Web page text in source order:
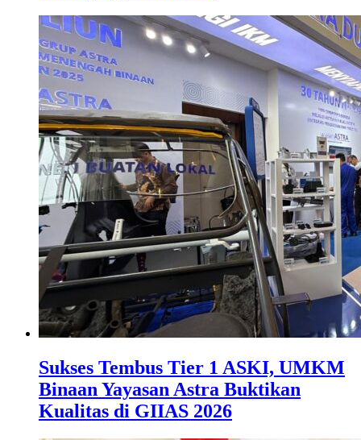
Sukses Tembus Tier 1 ASKI, UMKM
Binaan Yayasan Astra Buktikan
Kualitas di GIIAS 2026